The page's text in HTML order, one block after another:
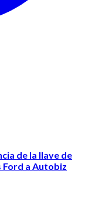
de la llave de
Ford a Autobiz